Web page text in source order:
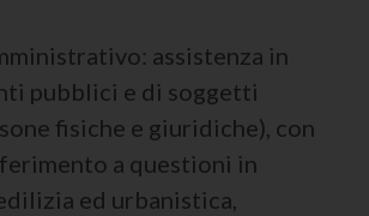
assistenza in
pubblici e di soggetti
fisiche e giuridiche), con
a questioni in
ed urbanistica,